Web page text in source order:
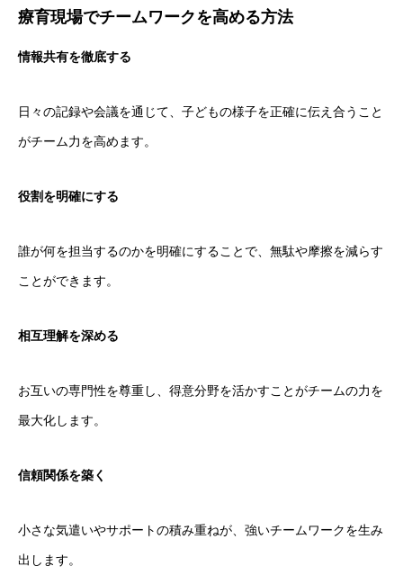
療育現場でチームワークを高める方法
情報共有を徹底する
日々の記録や会議を通じて、子どもの様子を正確に伝え合うこと
がチーム力を高めます。
役割を明確にする
誰が何を担当するのかを明確にすることで、無駄や摩擦を減らす
ことができます。
相互理解を深める
お互いの専門性を尊重し、得意分野を活かすことがチームの力を
最大化します。
信頼関係を築く
小さな気遣いやサポートの積み重ねが、強いチームワークを生み
出します。